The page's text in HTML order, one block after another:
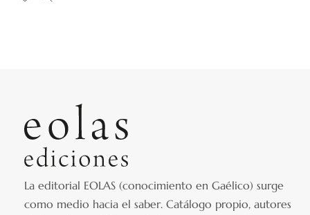
La editorial EOLAS (conocimiento en Gaélico) surge
como medio hacia el saber.Catálogo propio, autores